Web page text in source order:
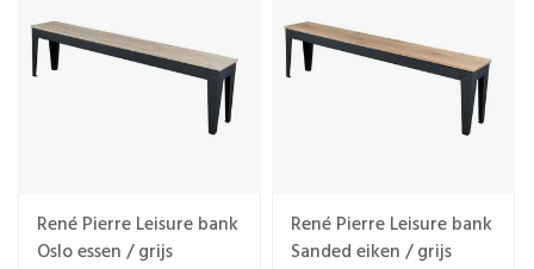
René Pierre Leisure bank
Oslo essen / grijs
René Pierre Leisure bank
Sanded eiken / grijs